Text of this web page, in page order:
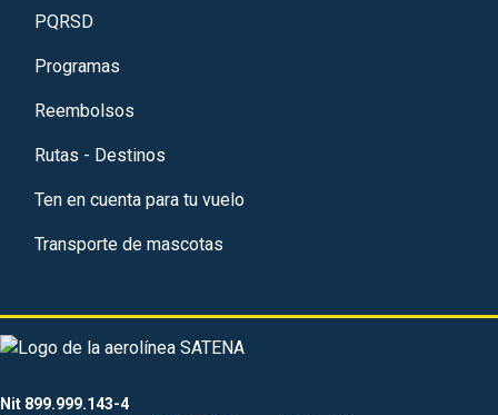
PQRSD
Programas
Reembolsos
Rutas - Destinos
Ten en cuenta para tu vuelo
Transporte de mascotas
Nit 899.999.143-4